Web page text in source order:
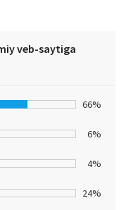
veb-saytiga
66%
6%
4%
24%